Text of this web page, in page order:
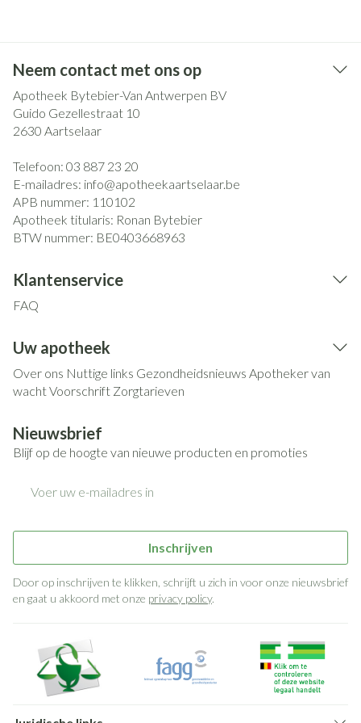
Neem contact met ons op
Apotheek Bytebier-Van Antwerpen BV
Guido Gezellestraat 10
2630 Aartselaar
Telefoon: 03 887 23 20
E-mailadres: info@apotheekaartselaar.be
APB nummer: 110102
Apotheek titularis: Ronan Bytebier
BTW nummer: BE0403668963
Klantenservice
FAQ
Uw apotheek
Over ons Nuttige links Gezondheidsnieuws Apotheker van
wachtVoorschrift Zorgtarieven
Nieuwsbrief
Blijf op de hoogte van nieuwe producten en promoties
Inschrijven
Door op inschrijven te klikken, schrijft u zich in voor onze nieuwsbrief
en gaat u akkoord met onze privacy policy.